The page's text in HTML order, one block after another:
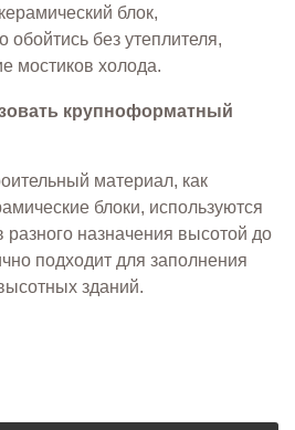
блок,
обойтись без утеплителя,
мостиков холода.
крупноформатный
материал, как
блоки, используются
назначения высотой до
подходит для заполнения
зданий.